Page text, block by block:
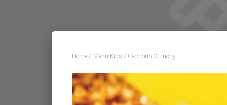
Home / Menu Kids / Cachorro Crunchy